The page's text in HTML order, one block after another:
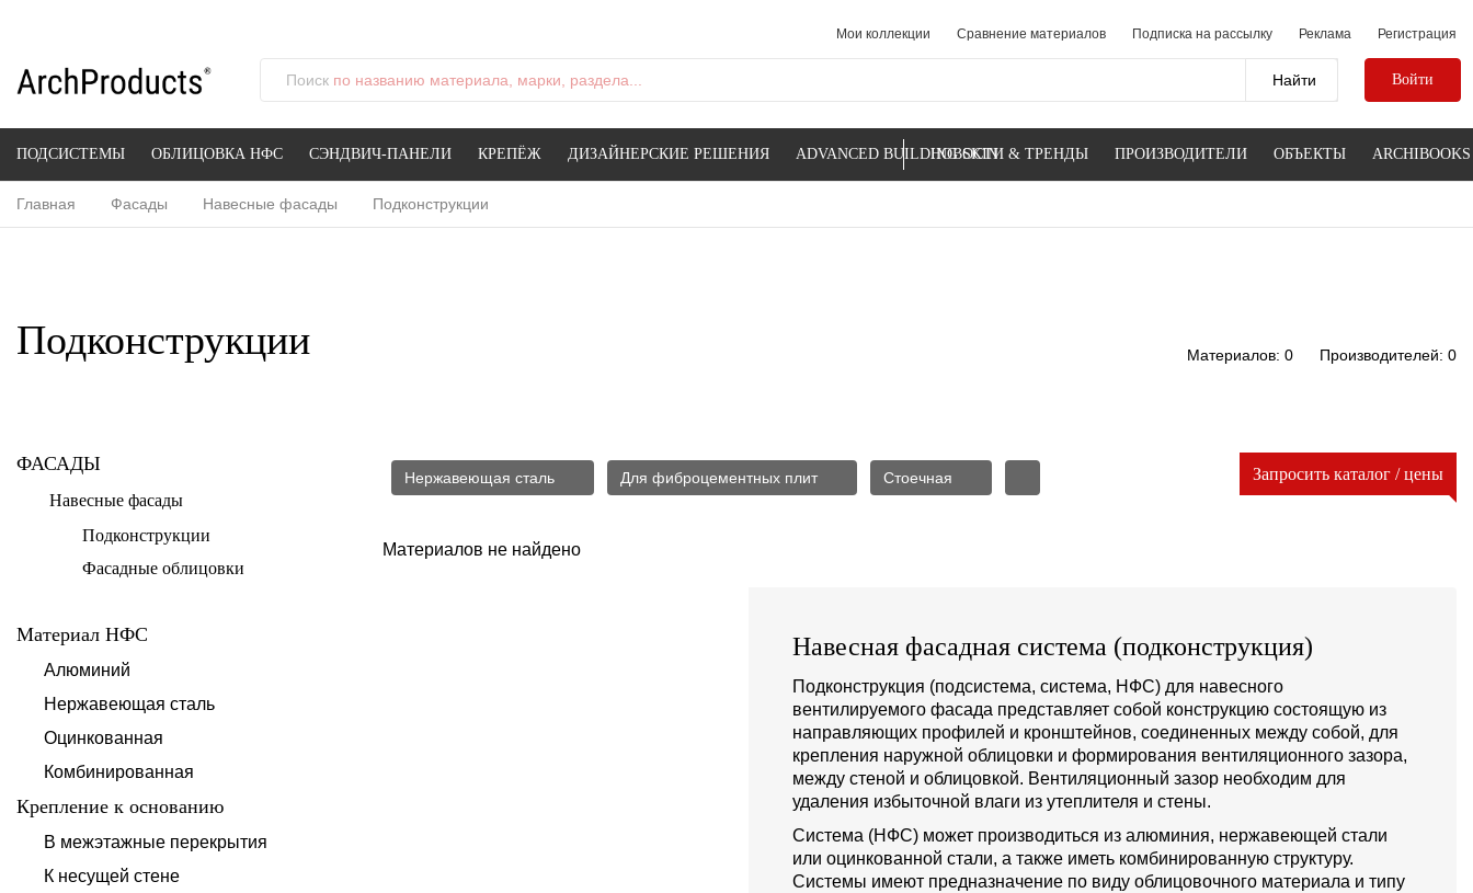
Мои коллекции Сравнение материалов Подписка на рассылку Реклама Регистрация
Поиск по названию материала, марки, раздела... Войти
ПОДСИСТЕМЫ ОБЛИЦОВКА НФС СЭНДВИЧ-ПАНЕЛИ КРЕПЁЖ ДИЗАЙНЕРСКИЕ РЕШЕНИЯ ADVANCED BUILDING SKINНОВОСТИ & ТРЕНДЫ ПРОИЗВОДИТЕЛИ ОБЪЕКТЫ ARCHIBOOKS
Главная Фасады Навесные фасады Подконструкции
Подконструкции Материалов: 0 Производителей: 0
ФАСАДЫ
Навесные фасады
Подконструкции
Фасадные облицовки
Материал НФС
Алюминий
Нержавеющая сталь
Оцинкованная
Комбинированная
Крепление к основанию
В межэтажные перекрытия
К несущей стене
Нержавеющая сталь Для фиброцементных плит Стоечная Запросить каталог / цены
Материалов не найдено
Навесная фасадная система (подконструкция)
Подконструкция (подсистема, система, НФС) для навесного
вентилируемого фасада представляет собой конструкцию состоящую из
направляющих профилей и кронштейнов, соединенных между собой, для
крепления наружной облицовки и формирования вентиляционного зазора,
между стеной и облицовкой. Вентиляционный зазор необходим для
удаления избыточной влаги из утеплителя и стены.
Система (НФС) может производиться из алюминия, нержавеющей стали
или оцинкованной стали, а также иметь комбинированную структуру.
Системы имеют предназначение по виду облицовочного материала и типу